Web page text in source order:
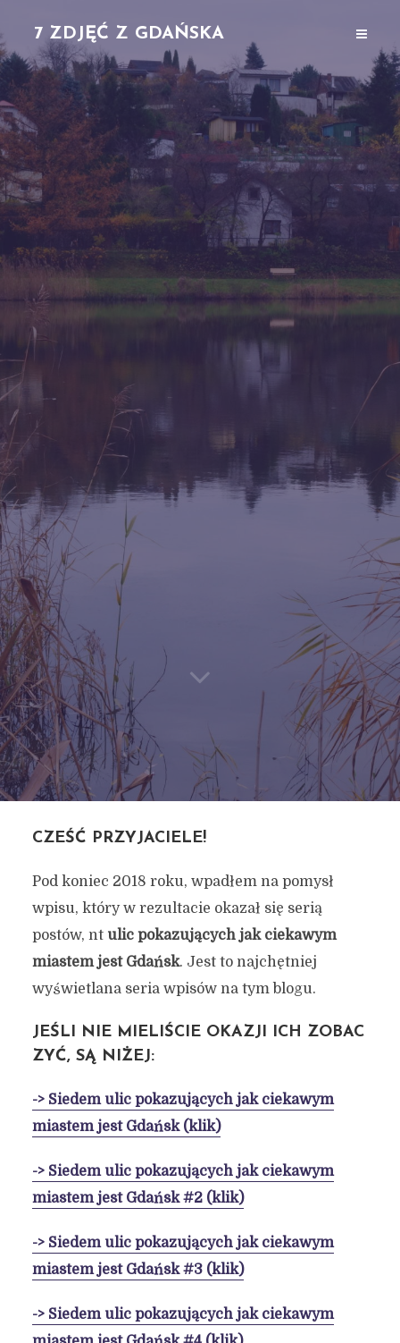
7 ZDJĘĆ Z GDAŃSKA
CZEŚĆ PRZYJACIELE!
Pod koniec 2018 roku, wpadłem na pomysł
wpisu, który w rezultacie okazał się serią
postów, nt ulic pokazujących jak ciekawym
miastem jest Gdańsk. Jest to najchętniej
wyświetlana seria wpisów na tym blogu.
JEŚLI NIE MIELIŚCIE OKAZJI ICH ZOBAC
ZYĆ, SĄ NIŻEJ:
-> Siedem ulic pokazujących jak ciekawym
miastem jest Gdańsk (klik)
-> Siedem ulic pokazujących jak ciekawym
miastem jest Gdańsk #2 (klik)
-> Siedem ulic pokazujących jak ciekawym
miastem jest Gdańsk #3 (klik)
-> Siedem ulic pokazujących jak ciekawym